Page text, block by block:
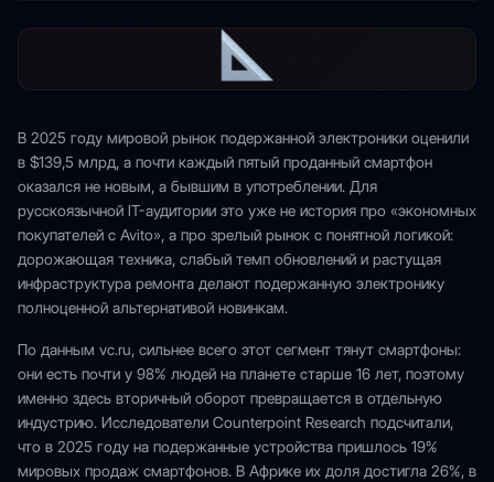
В 2025 году мировой рынок подержанной электроники оценили
в $139,5 млрд, а почти каждый пятый проданный смартфон
оказался не новым, а бывшим в употреблении. Для
русскоязычной IT-аудитории это уже не история про «экономных
покупателей с Avito», а про зрелый рынок с понятной логикой:
дорожающая техника, слабый темп обновлений и растущая
инфраструктура ремонта делают подержанную электронику
полноценной альтернативой новинкам.
По данным vc.ru, сильнее всего этот сегмент тянут смартфоны:
они есть почти у 98% людей на планете старше 16 лет, поэтому
именно здесь вторичный оборот превращается в отдельную
индустрию. Исследователи Counterpoint Research подсчитали,
что в 2025 году на подержанные устройства пришлось 19%
мировых продаж смартфонов. В Африке их доля достигла 26%, в